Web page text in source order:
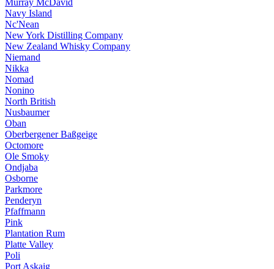
Murray McDavid
Navy Island
Nc'Nean
New York Distilling Company
New Zealand Whisky Company
Niemand
Nikka
Nomad
Nonino
North British
Nusbaumer
Oban
Oberbergener Baßgeige
Octomore
Ole Smoky
Ondjaba
Osborne
Parkmore
Penderyn
Pfaffmann
Pink
Plantation Rum
Platte Valley
Poli
Port Askaig